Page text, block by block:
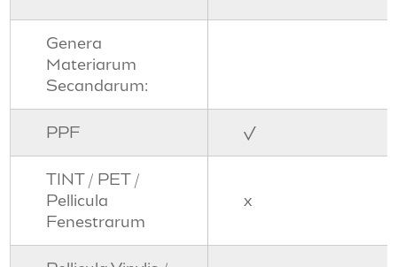
Genera
Materiarum
Secandarum:
PPF √
TINT / PET /
Pellicula
Fenestrarum
x